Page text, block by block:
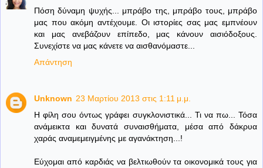
Πόση δύναμη ψυχής... μπράβο της, μπράβο τους, μπράβο
μας που ακόμη αντέχουμε. Οι ιστορίες σας μας εμπνέουν
και μας ανεβάζουν επίπεδο, μας κάνουν αισιόδοξους.
Συνεχίστε να μας κάνετε να αισθανόμαστε...
Απάντηση
Unknown 23 Μαρτίου 2013 στις 1:11 μ.μ.
Η φίλη σου όντως γράφει συγκλονιστικά... Τι να πω... Τόσα
ανάμεικτα και δυνατά συναισθήματα, μέσα από δάκρυα
χαράς αναμεμειγμένης με αγανάκτηση...!
Εύχομαι από καρδιάς να βελτιωθούν τα οικονομικά τους για